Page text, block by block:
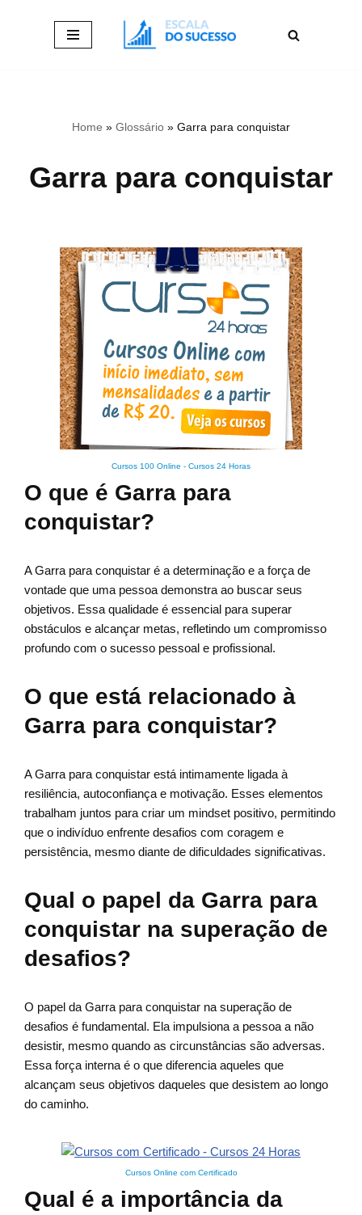
Home » Glossário » Garra para conquistar
Garra para conquistar
Cursos 100 Online - Cursos 24 Horas
O que é Garra para
conquistar?
A Garra para conquistar é a determinação e a força de
vontade que uma pessoa demonstra ao buscar seus
objetivos. Essa qualidade é essencial para superar
obstáculos e alcançar metas, refletindo um compromisso
profundo com o sucesso pessoal e profissional.
O que está relacionado à
Garra para conquistar?
A Garra para conquistar está intimamente ligada à
resiliência, autoconfiança e motivação. Esses elementos
trabalham juntos para criar um mindset positivo, permitindo
que o indivíduo enfrente desafios com coragem e
persistência, mesmo diante de dificuldades significativas.
Qual o papel da Garra para
conquistar na superação de
desafios?
O papel da Garra para conquistar na superação de
desafios é fundamental. Ela impulsiona a pessoa a não
desistir, mesmo quando as circunstâncias são adversas.
Essa força interna é o que diferencia aqueles que
alcançam seus objetivos daqueles que desistem ao longo
do caminho.
Cursos Online com Certificado
Qual é a importância da